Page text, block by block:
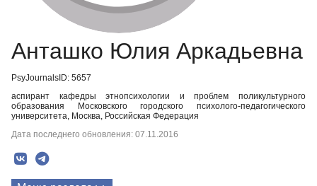
Анташко Юлия Аркадьевна
PsyJournalsID: 5657
аспирант кафедры этнопсихологии и проблем поликультурного
образования Московского городского психолого-педагогического
университета, Москва, Российская Федерация
Дата последнего обновления: 07.11.2016